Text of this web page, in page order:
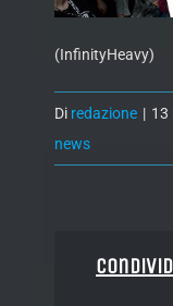
(InfinityHeavy)
Di redazione | 13
news